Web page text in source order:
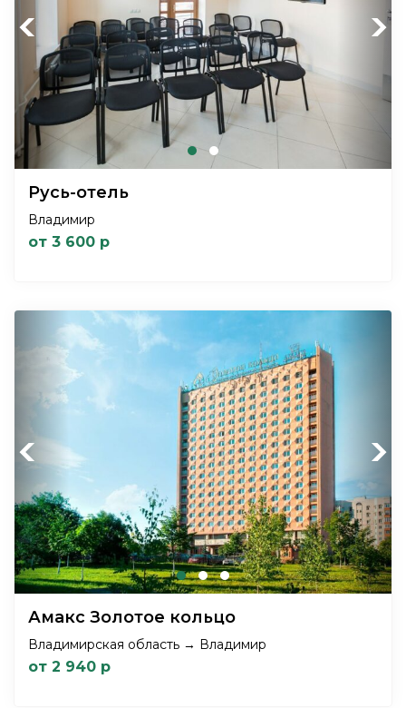
Previous Next
Русь-отель
Владимир
от 3 600 р
Previous Next
Амакс Золотое кольцо
Владимирская область → Владимир
от 2 940 р